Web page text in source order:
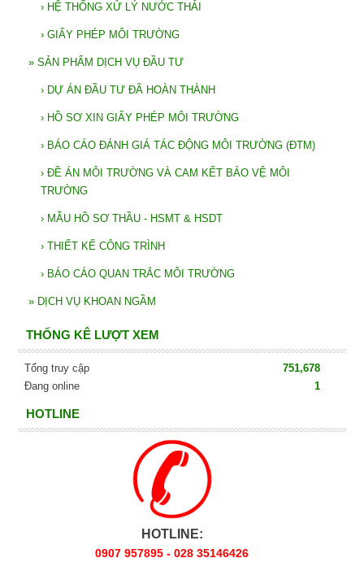
› HỆ THỐNG XỬ LÝ NƯỚC THẢI
› GIẤY PHÉP MÔI TRƯỜNG
» SẢN PHẨM DỊCH VỤ ĐẦU TƯ
› DỰ ÁN ĐẦU TƯ ĐÃ HOÀN THÀNH
› HỒ SƠ XIN GIẤY PHÉP MÔI TRƯỜNG
› BÁO CÁO ĐÁNH GIÁ TÁC ĐỘNG MÔI TRƯỜNG (ĐTM)
› ĐỀ ÁN MÔI TRƯỜNG VÀ CAM KẾT BẢO VỆ MÔI
TRƯỜNG
› MẪU HỒ SƠ THẦU - HSMT & HSDT
› THIẾT KẾ CÔNG TRÌNH
› BÁO CÁO QUAN TRẮC MÔI TRƯỜNG
» DỊCH VỤ KHOAN NGẦM
THỐNG KÊ LƯỢT XEM
Tổng truy cập
751,678
Đang online
1
HOTLINE
HOTLINE:
0907 957895 - 028 35146426